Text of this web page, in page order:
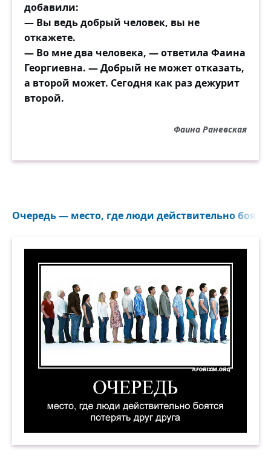
добавили:
— Вы ведь добрый человек, вы не
откажете.
— Во мне два человека, — ответила Фаина
Георгиевна. — Добрый не может отказать,
а второй может. Сегодня как раз дежурит
второй.
Фаина Раневская
Очередь — место, где люди действительно